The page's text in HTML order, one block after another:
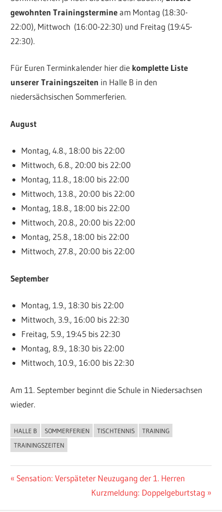
gewohnten Trainingstermineam Montag (18:30-
22:00), Mittwoch (16:00-22:30) und Freitag (19:45-
22:30).
Für Euren Terminkalender hier die komplette Liste
unserer Trainingszeiten in Halle B in den
niedersächsischen Sommerferien.
August
Montag, 4.8., 18:00 bis 22:00
Mittwoch, 6.8., 20:00 bis 22:00
Montag, 11.8., 18:00 bis 22:00
Mittwoch, 13.8., 20:00 bis 22:00
Montag, 18.8., 18:00 bis 22:00
Mittwoch, 20.8., 20:00 bis 22:00
Montag, 25.8., 18:00 bis 22:00
Mittwoch, 27.8., 20:00 bis 22:00
September
Montag, 1.9., 18:30 bis 22:00
Mittwoch, 3.9., 16:00 bis 22:30
Freitag, 5.9., 19:45 bis 22:30
Montag, 8.9., 18:30 bis 22:00
Mittwoch, 10.9., 16:00 bis 22:30
Am 11. September beginnt die Schule in Niedersachsen
wieder.
ALLGEMEIN
HALLE B SOMMERFERIEN TISCHTENNIS
TRAINING
TRAININGSZEITEN
Beitragsnavigation
Vorheriger
Sensation: Verspäteter Neuzugang der 1. Herren
Nächster
Kurzmeldung: Doppelgeburtstag